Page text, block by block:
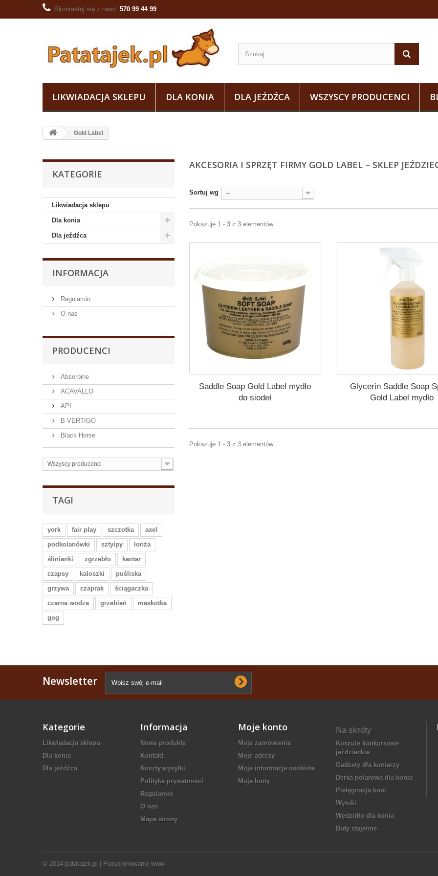
Skontaktuj się z nami: 570 99 44 99
LIKWIADACJA SKLEPU DLA KONIA DLA JEŹDŹCA WSZYSCY PRODUCENCI
Gold Label
KATEGORIE
Likwiadacja sklepu
Dla konia
Dla jeźdźca
INFORMACJA
Regulamin
O nas
PRODUCENCI
Absorbine
ACAVALLO
API
B VERTIGO
Black Horse
Wszyscy producenci
TAGI
york fair play szczotka
axel
podkolanówki
sztylpy
lonża
ślinianki
zgrzebło
kantar
czapsy
kaloszki
puśliska
grzywa
czaprak
ściągaczka
czarna wodza
grzebień
maskotka
gog
AKCESORIA I SPRZĘT FIRMY GOLD LABEL – SKLEP
Sortuj wg --
Pokazuje 1 - 3 z 3 elementów
Saddle Soap Gold Label mydło
do siodeł
Glycerin Saddle Soap
Gold Label mydło
Pokazuje 1 - 3 z 3 elementów
Newsletter
Kategorie
Likwiadacja sklepu
Dla konia
Dla jeźdźca
Informacja
Nowe produkty
Kontakt
Koszty wysyłki
Polityka prywatności
Regulamin
O nas
Mapa strony
© 2014 patatajek.pl | Pozycjonowanie www
Moje konto
Moje zamówienia
Moje adresy
Moje informacje osobiste
Moje bony
Na skróty
koszule konkursowe
jeździeckie
gadżety dla koniarzy
derka polarowa dla konia
pielęgnacja koni
wytoki
wędzidło dla konia
buty stajenne